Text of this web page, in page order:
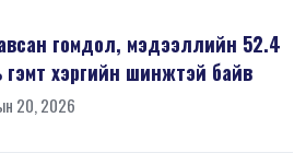
гомдол, мэдээллийн 52.4
гэмт хэргийн шинжтэй байв
20, 2026